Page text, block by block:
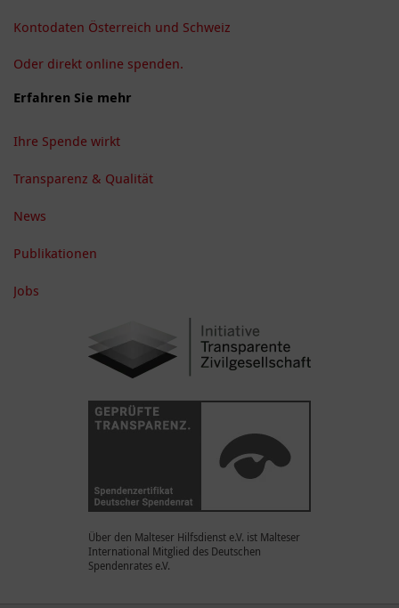
Kontodaten Österreich und Schweiz
Oder direkt online spenden.
Erfahren Sie mehr
Ihre Spende wirkt
Transparenz & Qualität
News
Publikationen
Jobs
Über den Malteser Hilfsdienst e.V. ist Malteser
International Mitglied des Deutschen
Spendenrates e.V.